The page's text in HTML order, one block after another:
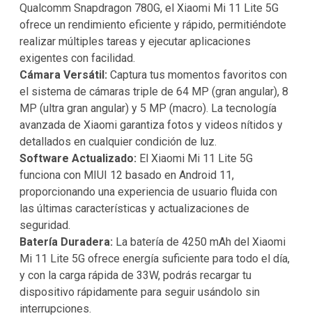
Qualcomm Snapdragon 780G, el Xiaomi Mi 11 Lite 5G
ofrece un rendimiento eficiente y rápido, permitiéndote
realizar múltiples tareas y ejecutar aplicaciones
exigentes con facilidad.
Cámara Versátil: Captura tus momentos favoritos con
el sistema de cámaras triple de 64 MP (gran angular), 8
MP (ultra gran angular) y 5 MP (macro). La tecnología
avanzada de Xiaomi garantiza fotos y videos nítidos y
detallados en cualquier condición de luz.
Software Actualizado: El Xiaomi Mi 11 Lite 5G
funciona con MIUI 12 basado en Android 11,
proporcionando una experiencia de usuario fluida con
las últimas características y actualizaciones de
seguridad.
Batería Duradera: La batería de 4250 mAh del Xiaomi
Mi 11 Lite 5G ofrece energía suficiente para todo el día,
y con la carga rápida de 33W, podrás recargar tu
dispositivo rápidamente para seguir usándolo sin
interrupciones.